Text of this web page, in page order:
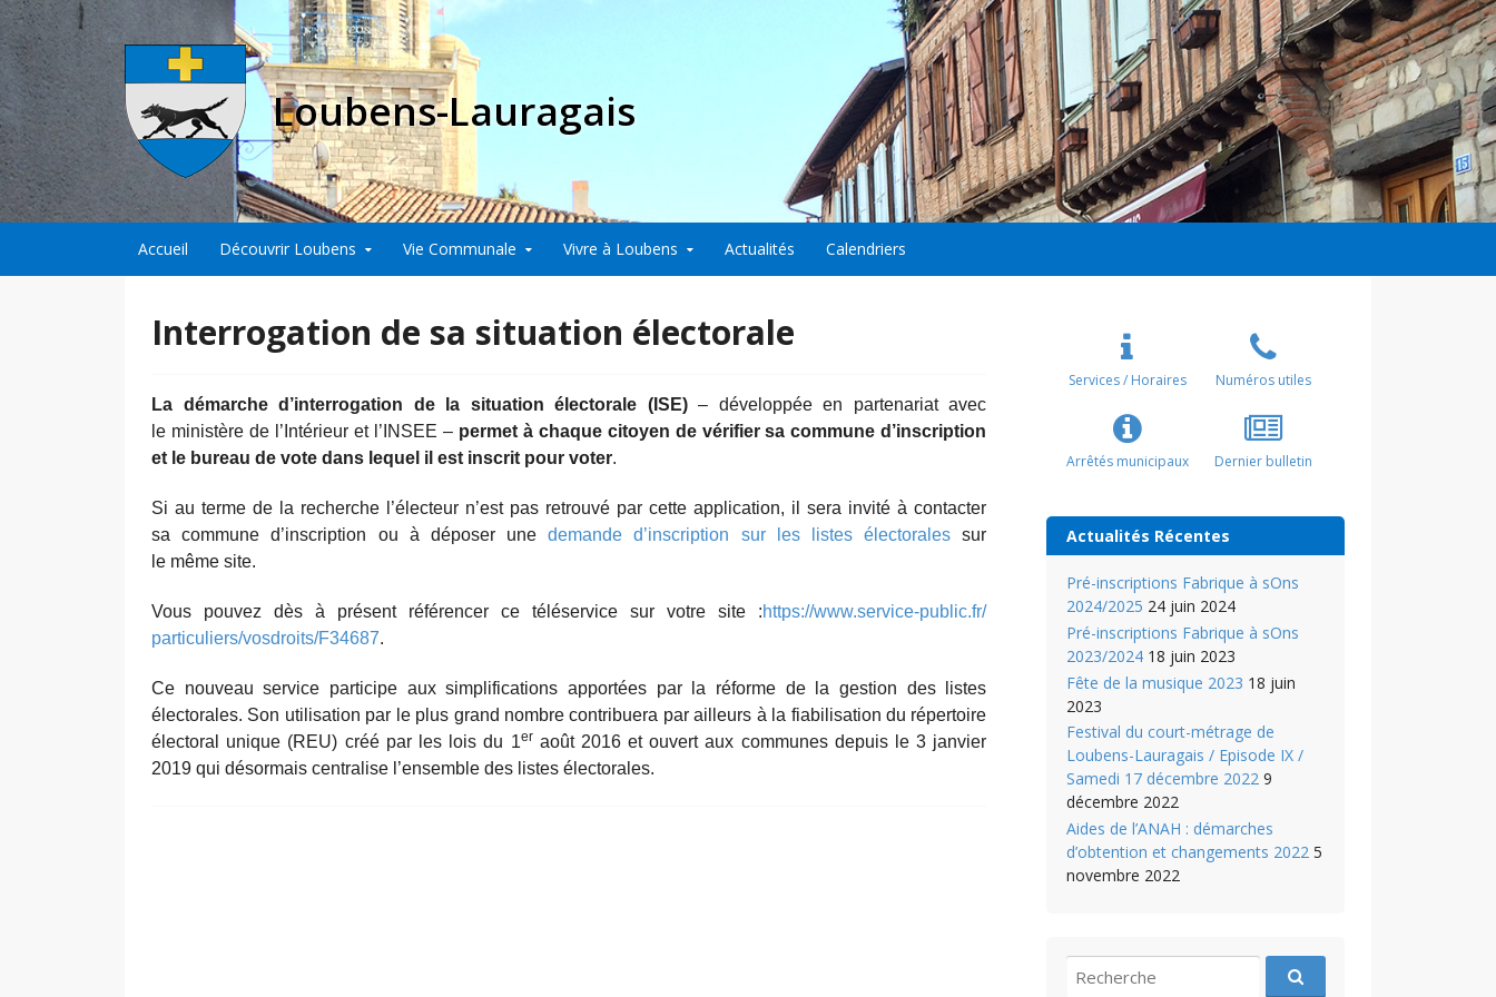
Loubens-Lauragais
Accueil Découvrir Loubens Vie Communale Vivre à Loubens Actualités Calendriers
Interrogation de sa situation électorale
La démarche d’interrogation de la situation électorale (ISE)– développée en partenariat avec
le ministère de l’Intérieur et l’INSEE – permet à chaque citoyen de vérifier sa commune d’inscription
et le bureau de vote dans lequel il est inscrit pour voter.
Si au terme de la recherche l’électeur n’est pas retrouvé par cette application, il sera invité à contacter
sa commune d’inscription ou à déposer unedemande d’inscription sur les listes électorales sur
le même site.
Vous pouvez dès à présent référencer ce téléservice sur votre site :https://www.service-public.fr/
particuliers/vosdroits/F34687.
Ce nouveau service participe aux simplifications apportées par la réforme de la gestion des listes
électorales. Son utilisation par le plus grand nombre contribuera par ailleurs à la fiabilisation du répertoire
électoral unique (REU) créé par les lois du 1er août 2016 et ouvert aux communes depuis le 3 janvier
2019 qui désormais centralise l’ensemble des listes électorales.
Services / Horaires Numéros utiles
Arrêtés municipaux Dernier bulletin
Actualités Récentes
Pré-inscriptions Fabrique à sOns
2024/2025 24 juin 2024
Pré-inscriptions Fabrique à sOns
2023/2024 18 juin 2023
Fête de la musique 2023 18 juin
2023
Festival du court-métrage de
Loubens-Lauragais / Episode IX /
Samedi 17 décembre 2022 9
décembre 2022
Aides de l’ANAH : démarches
d’obtention et changements 2022 5
novembre 2022
recherche
pour